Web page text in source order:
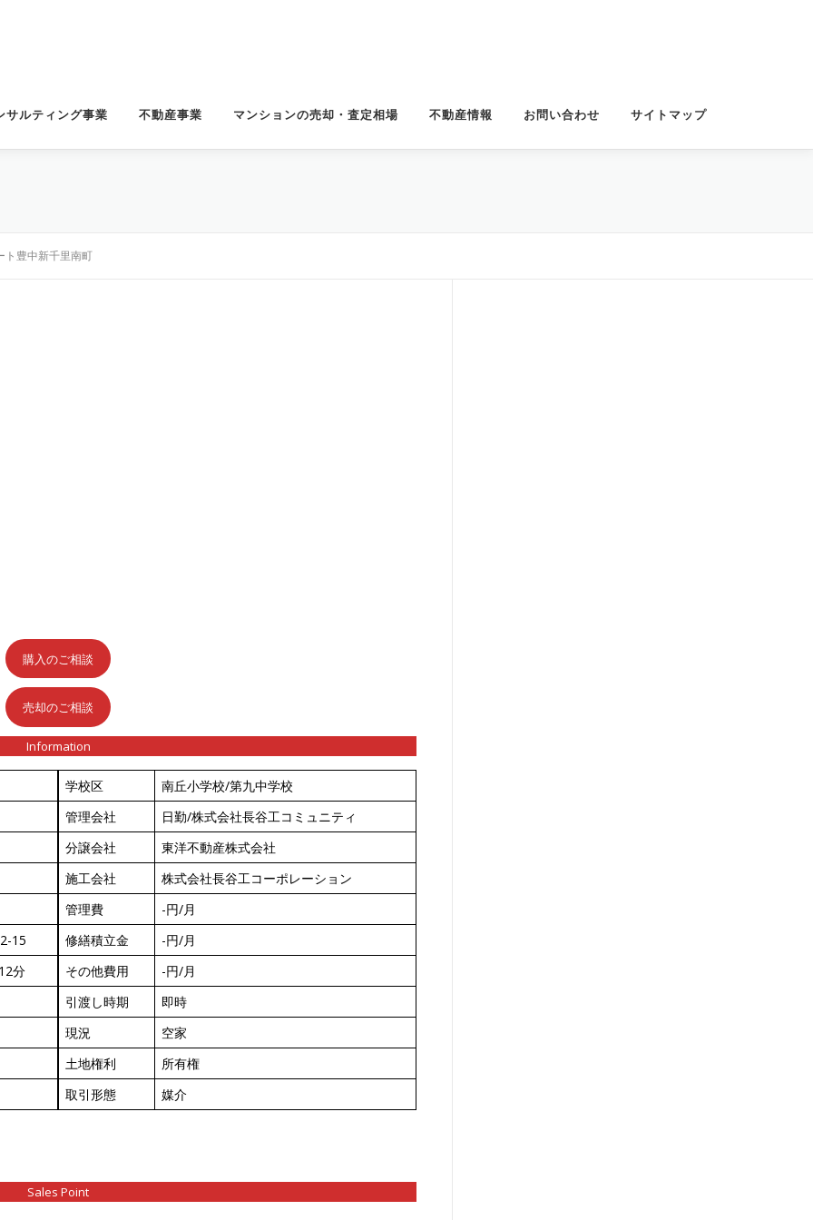
サルティング事業 不動産事業 マンションの売却・査定相場 不動産情報 お問い合わせ サイトマップ
ト豊中新千里南町
購入のご相談
売却のご相談
Information
15
分
学校区
南丘小学校/第九中学校
管理会社
日勤/株式会社長谷工コミュニティ
分譲会社
東洋不動産株式会社
施工会社
株式会社長谷工コーポレーション
管理費
-円/月
修繕積立金
-円/月
その他費用
-円/月
引渡し時期
即時
現況
空家
土地権利
所有権
取引形態
媒介
Sales Point